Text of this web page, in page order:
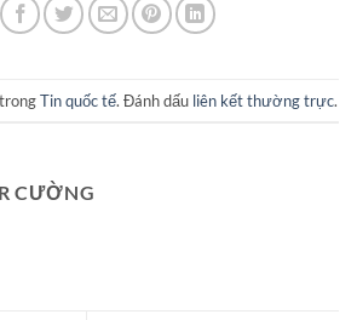
Tin quốc tế. Đánh dấu liên kết thường trực.
CƯỜNG